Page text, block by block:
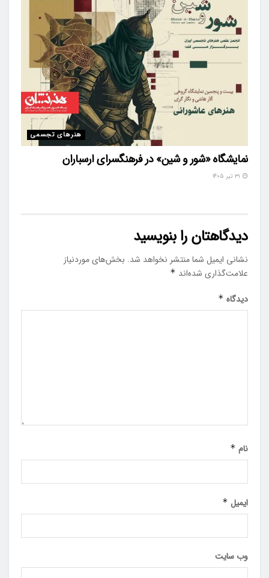
هنرهای تجسمی
نمایشگاه «شور و شین» در فرهنگسرای ارسباران
دیدگاهتان را بنویسید
نشانی ایمیل شما منتشر نخواهد شد. بخش‌های موردنیاز
علامت‌گذاری شده‌اند *
دیدگاه *
نام *
ایمیل *
وب‌ سایت